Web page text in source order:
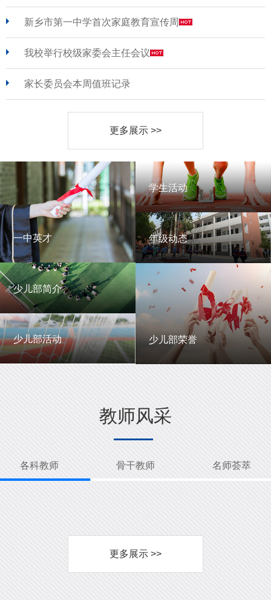
新乡市第一中学首次家庭教育宣传周
我校举行校级家委会主任会议
家长委员会本周值班记录
更多展示 >>
一中英才
一中英才
少儿部简介
少儿部简介
少儿部活动
少儿部活动
学生活动
学生活动
年级动态
年级动态
少儿部荣誉
少儿部荣誉
教师风采
各科教师 骨干教师 名师荟萃
更多展示 >>